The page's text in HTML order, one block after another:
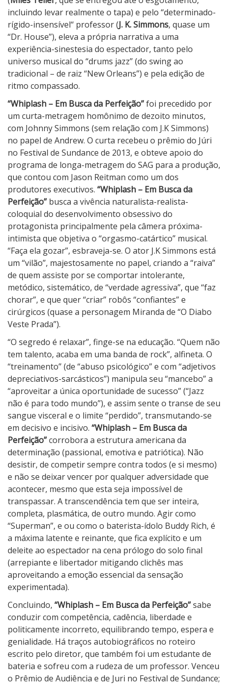
P
e
r
e
i
ç
ã
o
incluindo levar realmente o tapa) e pelo “determinado-
rígido-insensível“ professor (J. K. Simmons, quase um
“Dr. House”), eleva a própria narrativa a uma
experiência-sinestesia do espectador, tanto pelo
universo musical do “drums jazz” (do swing ao
tradicional – de raiz “New Orleans”) e pela edição de
ritmo compassado.
“Whiplash – Em Busca da Perfeição”foi precedido por
um curta-metragem homônimo de dezoito minutos,
com Johnny Simmons (sem relação com J.K Simmons)
no papel de Andrew. O curta recebeu o prêmio do Júri
no Festival de Sundance de 2013, e obteve apoio do
programa de longa-metragem do SAG para a produção,
que contou com Jason Reitman como um dos
produtores executivos. “Whiplash – Em Busca da
Perfeição” busca a vivência naturalista-realista-
coloquial do desenvolvimento obsessivo do
protagonista principalmente pela câmera próxima-
intimista que objetiva o “orgasmo-catártico” musical.
“Faça ela gozar”, esbraveja-se. O ator J.K Simmons está
um “vilão”, majestosamente no papel, criando a “raiva”
de quem assiste por se comportar intolerante,
metódico, sistemático, de “verdade agressiva”, que “faz
chorar”, e que quer “criar” robôs “confiantes” e
cirúrgicos (quase a personagem Miranda de “O Diabo
Veste Prada”).
“O segredo é relaxar”, finge-se na educação. “Quem não
tem talento, acaba em uma banda de rock”, alfineta. O
“treinamento” (de “abuso psicológico” e com “adjetivos
depreciativos-sarcásticos”) manipula seu “mancebo” a
“aproveitar a única oportunidade de sucesso” (“Jazz
não é para todo mundo”), e assim sente o transe de seu
sangue visceral e o limite “perdido”, transmutando-se
em decisivo e incisivo. “Whiplash – Em Busca da
Perfeição”corrobora a estrutura americana da
determinação (passional, emotiva e patriótica). Não
desistir, de competir sempre contra todos (e si mesmo)
e não se deixar vencer por qualquer adversidade que
acontecer, mesmo que esta seja impossível de
transpassar. A transcendência tem que ser inteira,
completa, plasmática, de outro mundo. Agir como
“Superman”, e ou como o baterista-ídolo Buddy Rich, é
a máxima latente e reinante, que fica explícito e um
deleite ao espectador na cena prólogo do solo final
(arrepiante e libertador mitigando clichês mas
aproveitando a emoção essencial da sensação
experimentada).
Concluindo, “Whiplash – Em Busca da Perfeição”sabe
conduzir com competência, cadência, liberdade e
politicamente incorreto, equilibrando tempo, espera e
genialidade. Há traços autobiográficos no roteiro
escrito pelo diretor, que também foi um estudante de
bateria e sofreu com a rudeza de um professor. Venceu
o Prêmio de Audiência e de Juri no Festival de Sundance;